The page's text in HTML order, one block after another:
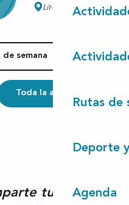
Rutas de
Deporte
Agenda
Lit-et-Mixe
de semana Esta
Toda la agenda
tu experiencia